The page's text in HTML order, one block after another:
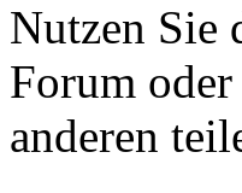
Nutzen Sie
Forum
anderen